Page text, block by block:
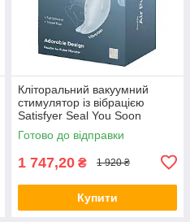
Кліторальний вакуумний
стимулятор із вібрацією
Satisfyer Seal You Soon
Готово до відправки
1 747,20 ₴ 1 920 ₴
Купити